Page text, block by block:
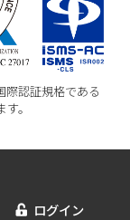
際認証規格である
。
ログイン